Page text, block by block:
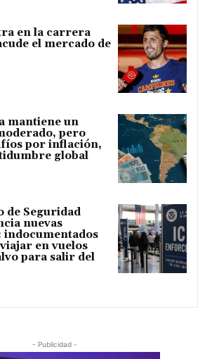
en la carrera
el mercado de
mantiene un
pero
por inflación,
global
de Seguridad
nuevas
en vuelos
para salir del
- Publicidad -